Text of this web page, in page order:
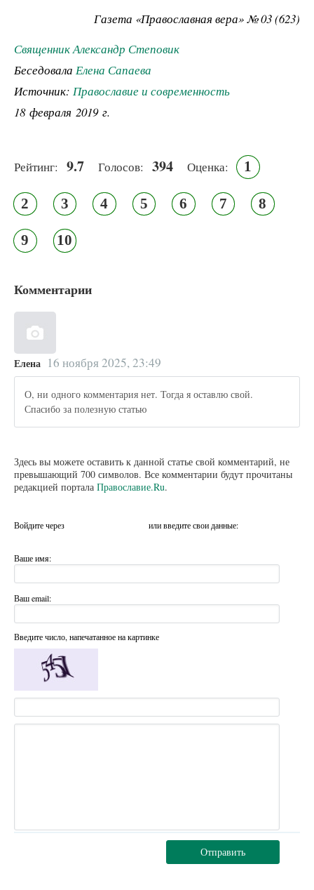
Газета «Православная вера» № 03 (623)
Священник Александр Степовик
Беседовала Елена Сапаева
Источник: Православие и современность
18 февраля 2019 г.
Рейтинг: 9.7 Голосов: 394 Оценка: 1
2 3 4 5 6 7 8
9 10
Комментарии
Елена 16 ноября 2025, 23:49
О, ни одного комментария нет. Тогда я оставлю свой.
Спасибо за полезную статью
Здесь вы можете оставить к данной статье свой комментарий, не
превышающий 700 символов. Все комментарии будут прочитаны
редакцией портала Православие.Ru.
Войдите через или введите свои данные:
Ваше имя:
Ваш email:
Введите число, напечатанное на картинке
Отправить